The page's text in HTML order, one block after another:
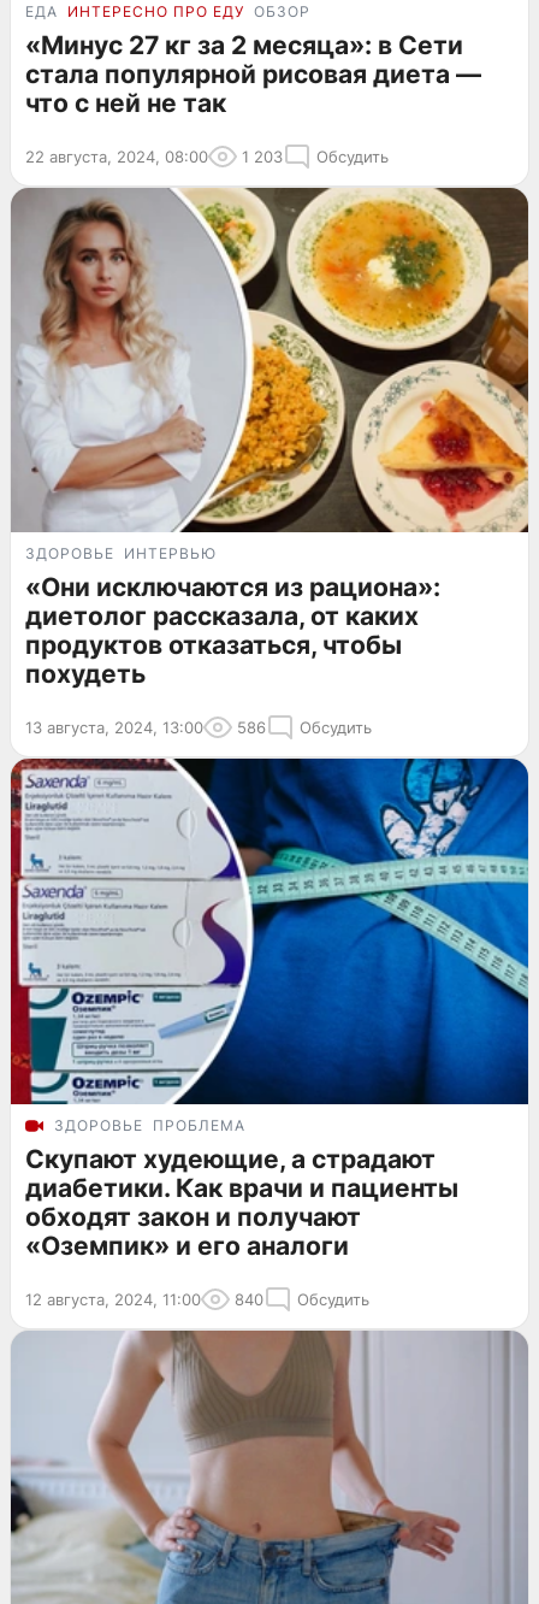
ЕДА ИНТЕРЕСНО ПРО ЕДУ ОБЗОР
«Минус 27 кг за 2 месяца»: в Сети
стала популярной рисовая диета —
что с ней не так
22 августа, 2024, 08:00 1 203 Обсудить
ЗДОРОВЬЕ ИНТЕРВЬЮ
«Они исключаются из рациона»:
диетолог рассказала, от каких
продуктов отказаться, чтобы
похудеть
13 августа, 2024, 13:00 586 Обсудить
ЗДОРОВЬЕ ПРОБЛЕМА
Скупают худеющие, а страдают
диабетики. Как врачи и пациенты
обходят закон и получают
«Оземпик» и его аналоги
12 августа, 2024, 11:00 840 Обсудить